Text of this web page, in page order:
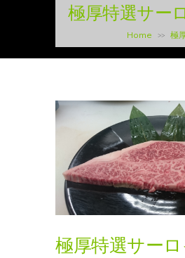
極厚特選サー
Home >> 極
極厚特選サー